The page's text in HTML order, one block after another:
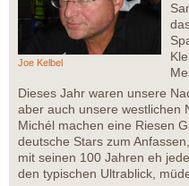
Joe Kelbel
Dieses Jahr waren unsere
aber auch unsere westlichen
Michél machen eine Riesen
deutsche Stars zum
mit seinen 100 Jahren eh
den typischen Ultrablick,